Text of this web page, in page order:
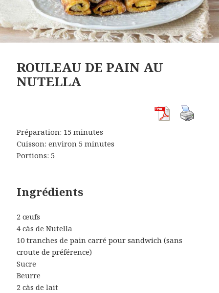
ROULEAU DE PAIN AU
NUTELLA
Préparation: 15 minutes
Cuisson: environ 5 minutes
Portions: 5
Ingrédients
2 œufs
4 càs de Nutella
10 tranches de pain carré pour sandwich (sans
croute de préférence)
Sucre
Beurre
2 càs de lait